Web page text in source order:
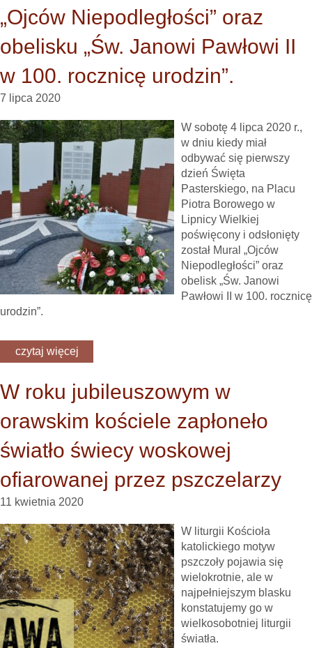
„Ojców Niepodległości” oraz
obelisku „Św. Janowi Pawłowi II
w 100. rocznicę urodzin”.
7 lipca 2020
W sobotę 4 lipca 2020 r.,
w dniu kiedy miał
odbywać się pierwszy
dzień Święta
Pasterskiego, na Placu
Piotra Borowego w
Lipnicy Wielkiej
poświęcony i odsłonięty
został Mural „Ojców
Niepodległości” oraz
obelisk „Św. Janowi
Pawłowi II w 100. rocznicę
urodzin”.
czytaj więcej
W roku jubileuszowym w
orawskim kościele zapłoneło
światło świecy woskowej
ofiarowanej przez pszczelarzy
11 kwietnia 2020
W liturgii Kościoła
katolickiego motyw
pszczoły pojawia się
wielokrotnie, ale w
najpełniejszym blasku
konstatujemy go w
wielkosobotniej liturgii
światła.